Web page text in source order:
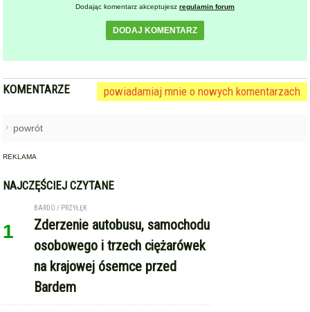
Dodając komentarz akceptujesz regulamin forum
DODAJ KOMENTARZ
KOMENTARZE powiadamiaj mnie o nowych komentarzach
powrót
REKLAMA
NAJCZĘŚCIEJ CZYTANE
1
BARDO / PRZYŁĘK
Zderzenie autobusu, samochodu
osobowego i trzech ciężarówek
na krajowej ósemce przed
Bardem